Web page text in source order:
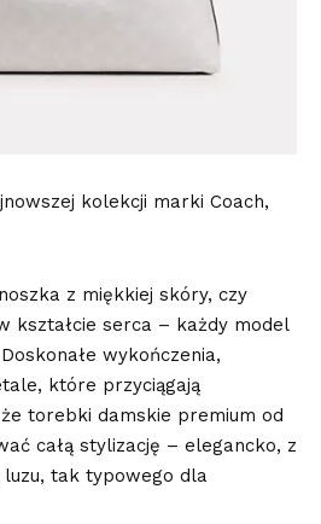
kolekcji marki Coach,
z miękkiej skóry, czy
kształcie serca – każdy model
Doskonałe wykończenia,
które przyciągają
torebki damskie premium od
całą stylizację – elegancko, z
tak typowego dla